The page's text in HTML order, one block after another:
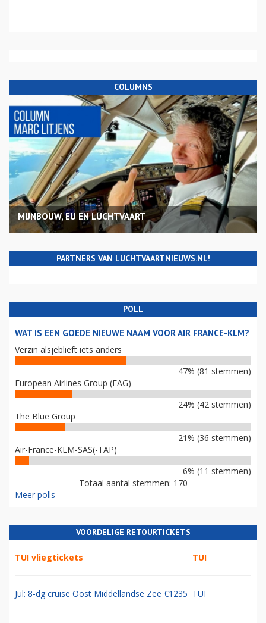
COLUMNS
MIJNBOUW, EU EN LUCHTVAART
PARTNERS VAN LUCHTVAARTNIEUWS.NL!
POLL
WAT IS EEN GOEDE NIEUWE NAAM VOOR AIR FRANCE-KLM?
Verzin alsjeblieft iets anders
47% (81 stemmen)
European Airlines Group (EAG)
24% (42 stemmen)
The Blue Group
21% (36 stemmen)
Air-France-KLM-SAS(-TAP)
6% (11 stemmen)
Totaal aantal stemmen: 170
Meer polls
VOORDELIGE RETOURTICKETS
TUI vliegtickets TUI
Jul: 8-dg cruise Oost Middellandse Zee €1235 TUI